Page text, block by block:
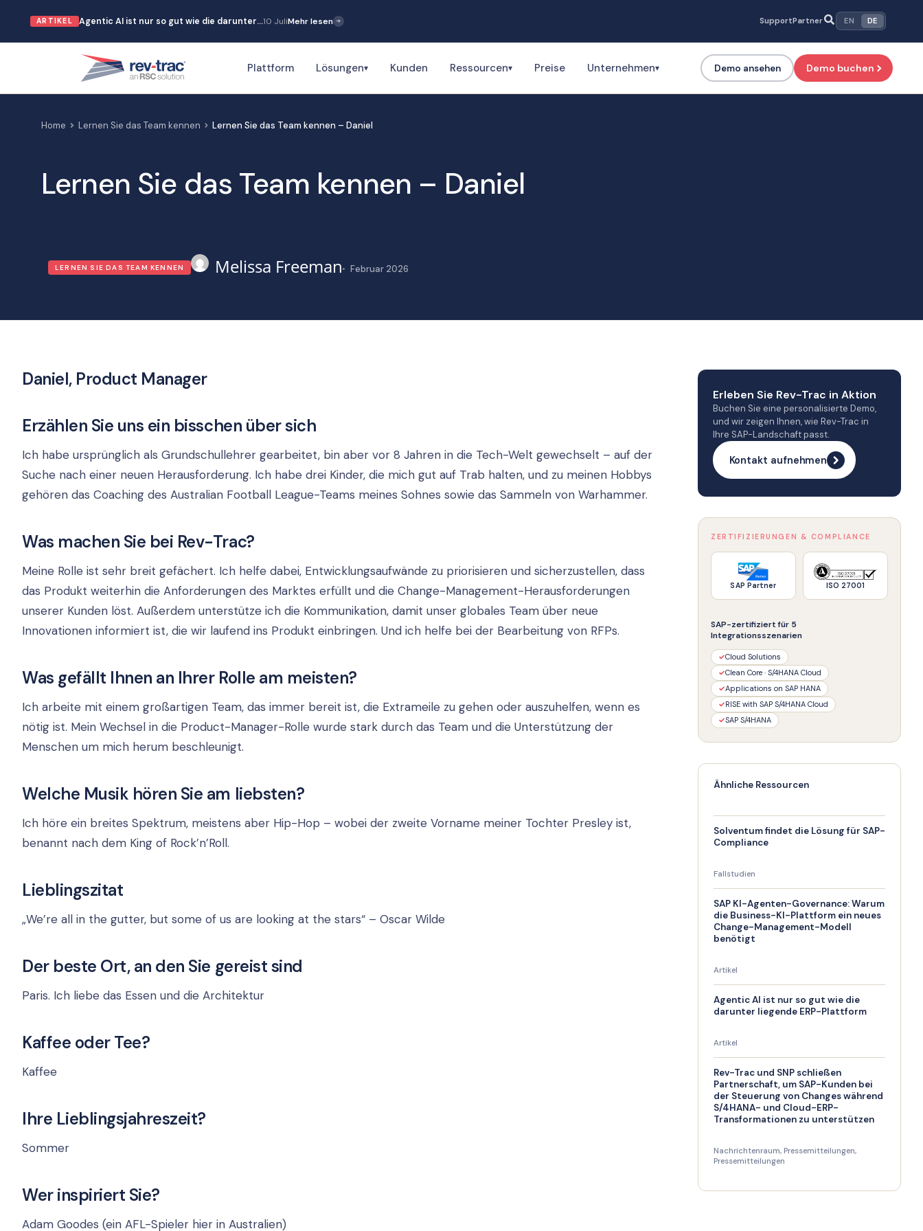
springen
ARTIKEL Agentic AI ist nur so gut wie die darunter…10 JuliMehr lesen SupportPartner EN DE
Plattform Lösungen▾ Kunden Ressourcen▾ Preise Unternehmen▾ Demo ansehen Demo buchen
Home Lernen Sie das Team kennen Lernen Sie das Team kennen – Daniel
Lernen Sie das Team kennen – Daniel
LERNEN SIE DAS TEAM KENNEN Melissa Freeman Februar 2026
Daniel, Product Manager
Erzählen Sie uns ein bisschen über sich
Ich habe ursprünglich als Grundschullehrer gearbeitet, bin aber vor 8 Jahren in die Tech-Welt gewechselt – auf der
Suche nach einer neuen Herausforderung. Ich habe drei Kinder, die mich gut auf Trab halten, und zu meinen Hobbys
gehören das Coaching des Australian Football League-Teams meines Sohnes sowie das Sammeln von Warhammer.
Was machen Sie bei Rev-Trac?
Meine Rolle ist sehr breit gefächert. Ich helfe dabei, Entwicklungsaufwände zu priorisieren und sicherzustellen, dass
das Produkt weiterhin die Anforderungen des Marktes erfüllt und die Change-Management-Herausforderungen
unserer Kunden löst. Außerdem unterstütze ich die Kommunikation, damit unser globales Team über neue
Innovationen informiert ist, die wir laufend ins Produkt einbringen. Und ich helfe bei der Bearbeitung von RFPs.
Was gefällt Ihnen an Ihrer Rolle am meisten?
Ich arbeite mit einem großartigen Team, das immer bereit ist, die Extrameile zu gehen oder auszuhelfen, wenn es
nötig ist. Mein Wechsel in die Product-Manager-Rolle wurde stark durch das Team und die Unterstützung der
Menschen um mich herum beschleunigt.
Welche Musik hören Sie am liebsten?
Ich höre ein breites Spektrum, meistens aber Hip-Hop – wobei der zweite Vorname meiner Tochter Presley ist,
benannt nach dem King of Rock’n’Roll.
Lieblingszitat
„We’re all in the gutter, but some of us are looking at the stars“ – Oscar Wilde
Der beste Ort, an den Sie gereist sind
Paris. Ich liebe das Essen und die Architektur
Kaffee oder Tee?
Kaffee
Ihre Lieblingsjahreszeit?
Sommer
Wer inspiriert Sie?
Adam Goodes (ein AFL-Spieler hier in Australien)
Erleben Sie Rev-Trac in Aktion
Buchen Sie eine personalisierte Demo,
und wir zeigen Ihnen, wie Rev-Trac in
Ihre SAP-Landschaft passt.
Kontakt aufnehmen
ZERTIFIZIERUNGEN & COMPLIANCE
SAP Partner ISO 27001
SAP-zertifiziert für 5
Integrationsszenarien
✓Cloud Solutions
✓Clean Core · S/4HANA Cloud
✓Applications on SAP HANA
✓RISE with SAP S/4HANA Cloud
✓SAP S/4HANA
Ähnliche Ressourcen
Solventum findet die Lösung für SAP-
Compliance
Fallstudien
SAP KI-Agenten-Governance: Warum
die Business-KI-Plattform ein neues
Change-Management-Modell
benötigt
Artikel
Agentic AI ist nur so gut wie die
darunter liegende ERP-Plattform
Artikel
Rev-Trac und SNP schließen
Partnerschaft, um SAP-Kunden bei
der Steuerung von Changes während
S/4HANA- und Cloud-ERP-
Transformationen zu unterstützen
Nachrichtenraum, Pressemitteilungen,
Pressemitteilungen